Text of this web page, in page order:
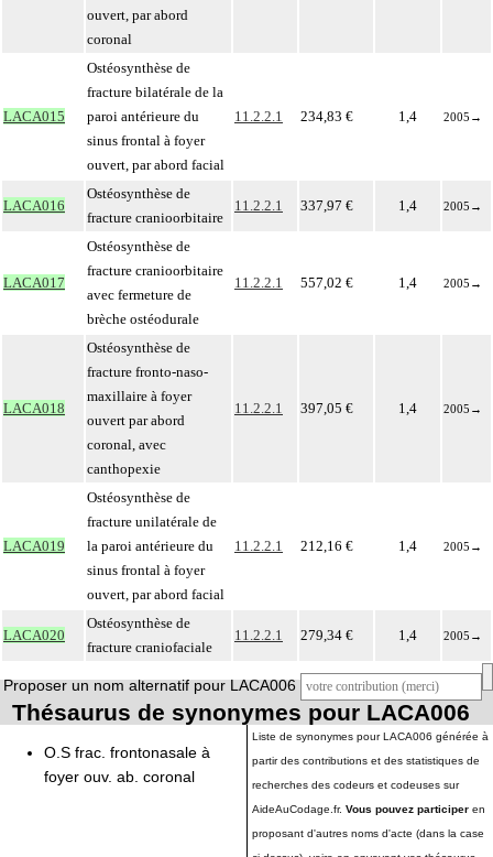
ouvert, par abord
coronal
LACA015
Ostéosynthèse de
fracture bilatérale de la
paroi antérieure du
sinus frontal à foyer
ouvert, par abord facial
11.2.2.1 234,83 € 1,4 2005 →
LACA016
Ostéosynthèse de
fracture cranioorbitaire
11.2.2.1 337,97 € 1,4 2005 →
LACA017
Ostéosynthèse de
fracture cranioorbitaire
avec fermeture de
brèche ostéodurale
11.2.2.1 557,02 € 1,4 2005 →
LACA018
Ostéosynthèse de
fracture fronto-naso-
maxillaire à foyer
ouvert par abord
coronal, avec
canthopexie
11.2.2.1 397,05 € 1,4 2005 →
LACA019
Ostéosynthèse de
fracture unilatérale de
la paroi antérieure du
sinus frontal à foyer
ouvert, par abord facial
11.2.2.1 212,16 € 1,4 2005 →
LACA020
Ostéosynthèse de
fracture craniofaciale
11.2.2.1 279,34 € 1,4 2005 →
Proposer un nom alternatif pour LACA006
Thésaurus de synonymes pour LACA006
O.S frac. frontonasale à
foyer ouv. ab. coronal
Liste de synonymes pour LACA006 générée à
partir des contributions et des statistiques de
recherches des codeurs et codeuses sur
AideAuCodage.fr. Vous pouvez participer en
proposant d'autres noms d'acte (dans la case